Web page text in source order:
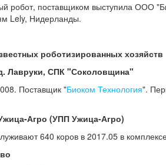
робот, поставщиком выступила ООО
Lely, Нидерланды.
роботизированных хозяйств
Лавруки, СПК "Соколовщина"
Поставщик "Биоком Технология".
Агро (УПП Ужица-Агро)
640 коров в 2017.05 в